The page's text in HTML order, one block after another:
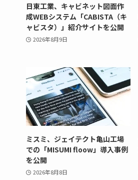
日東工業、キャビネット図面作
成WEBシステム「CABISTA（キ
ャビスタ）」紹介サイトを公開
2026年8月9日
ミスミ、ジェイテクト亀山工場
での「MISUMI floow」導入事例
を公開
2026年8月8日